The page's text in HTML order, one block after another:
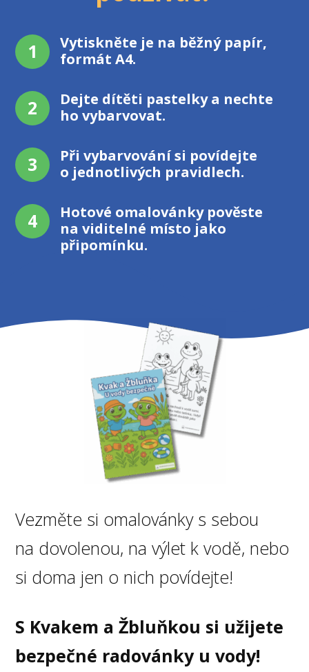
1
Vytiskněte je na běžný papír,
formát A4.
2
Dejte dítěti pastelky a nechte
ho vybarvovat.
3
Při vybarvování si povídejte
o jednotlivých pravidlech.
4
Hotové omalovánky pověste
na viditelné místo jako
připomínku.
Vezměte si omalovánky s sebou
na dovolenou, na výlet k vodě, nebo
si doma jen o nich povídejte!
S Kvakem a Žbluňkou si užijete
bezpečné radovánky u vody!